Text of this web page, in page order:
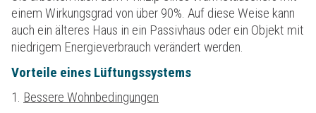
einem Wirkungsgrad von über 90%. Auf diese Weise kann
auch ein älteres Haus in ein Passivhaus oder ein Objekt mit
niedrigem Energieverbrauch verändert werden.
Vorteile eines Lüftungssystems
1. Bessere Wohnbedingungen